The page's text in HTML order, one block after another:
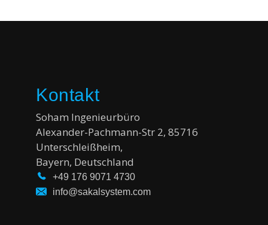
Kontakt
Soham Ingenieurbüro
Alexander-Pachmann-Str 2, 85716
Unterschleißheim,
Bayern, Deutschland
+49 176 9071 4730
info@sakalsystem.com